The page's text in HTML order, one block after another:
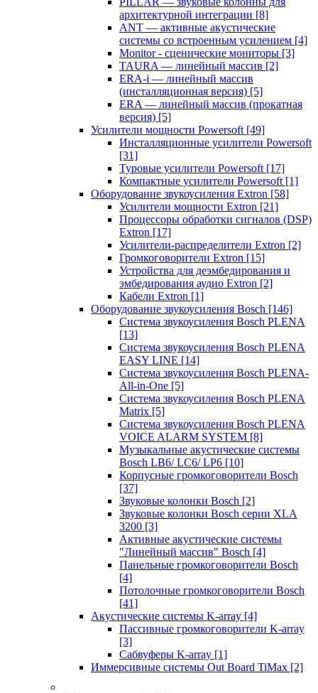
архитектурной интеграции [8]
ANT — активные акустические
системы со встроенным усилением [4]
Monitor - сценические мониторы [3]
TAURA — линейный массив [2]
ERA-i — линейный массив
(инсталляционная версия) [5]
ERA — линейный массив (прокатная
версия) [5]
Усилители мощности Powersoft [49]
Инсталляционные усилители Powersoft
[31]
Туровые усилители Powersoft [17]
Компактные усилители Powersoft [1]
Оборудование звукоусиления Extron [58]
Усилители мощности Extron [21]
Процессоры обработки сигналов (DSP)
Extron [17]
Усилители-распределители Extron [2]
Громкоговорители Extron [15]
Устройства для деэмбедирования и
эмбедирования аудио Extron [2]
Кабели Extron [1]
Оборудование звукоусиления Bosch [146]
Система звукоусиления Bosch PLENA
[13]
Система звукоусиления Bosch PLENA
EASY LINE [14]
Система звукоусиления Bosch PLENA-
All-in-One [5]
Система звукоусиления Bosch PLENA
Matrix [5]
Система звукоусиления Bosch PLENA
VOICE ALARM SYSTEM [8]
Музыкальные акустические системы
Bosch LB6/ LC6/ LP6 [10]
Корпусные громкоговорители Bosch
[37]
Звуковые колонки Bosch [2]
Звуковые колонки Bosch серии XLA
3200 [3]
Активные акустические системы
"Линейный массив" Bosch [4]
Панельные громкоговорители Bosch
[4]
Потолочные громкоговорители Bosch
[41]
Акустические системы K-array [4]
Пассивные громкоговорители K-array
[3]
Сабвуферы K-array [1]
Иммерсивные системы Out Board TiMax [2]